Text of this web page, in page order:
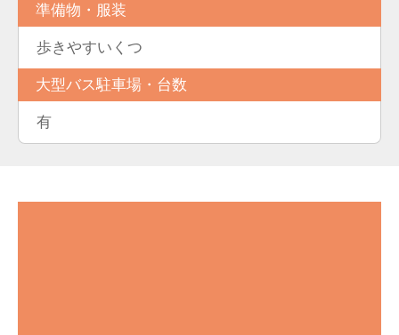
準備物・服装
歩きやすいくつ
大型バス駐車場・台数
有